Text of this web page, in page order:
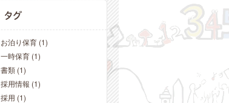
お泊り保育 (1)
一時保育 (1)
書類 (1)
採用情報 (1)
採用 (1)